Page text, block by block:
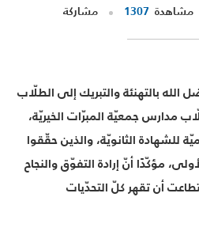
مشاهدة 1307 مشاركة
بالتهنئة والتبريك إلى الطلّاب
مدارس جمعيّة المبرّات الخيريّة،
للشهادة الثانويّة، والذين حقّقوا
مؤكّدًا أنّ إرادة التفوّق والنجاح
أن تقهر كلّ التحدّيات